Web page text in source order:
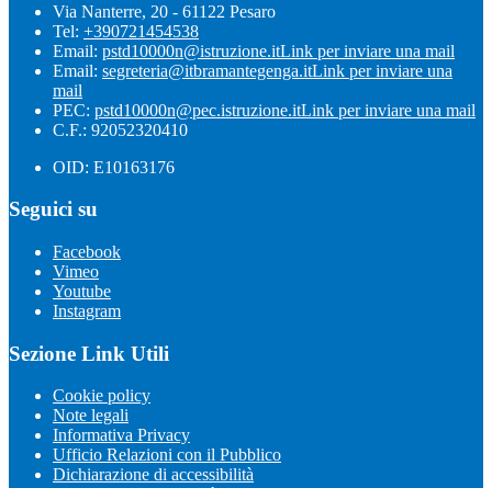
Via Nanterre, 20 - 61122 Pesaro
Tel: +390721454538
Email: pstd10000n@istruzione.itLink per inviare una mail
Email: segreteria@itbramantegenga.itLink per inviare una
mail
PEC: pstd10000n@pec.istruzione.itLink per inviare una mail
C.F.: 92052320410
OID: E10163176
Seguici su
Facebook
Vimeo
Youtube
Instagram
Sezione Link Utili
Cookie policy
Note legali
Informativa Privacy
Ufficio Relazioni con il Pubblico
Dichiarazione di accessibilità